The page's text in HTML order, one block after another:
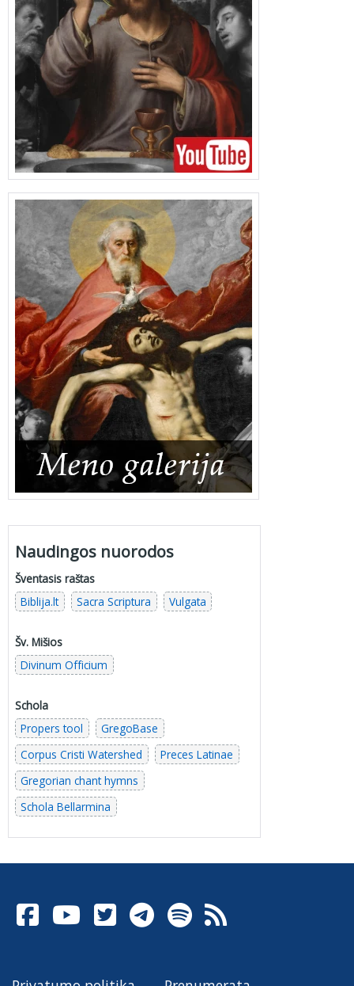
Naudingos nuorodos
Šventasis raštas
Biblija.lt
Sacra Scriptura Vulgata
Šv. Mišios
Divinum Officium
Schola
Propers tool
GregoBase
Corpus Cristi Watershed
Preces Latinae
Gregorian chant hymns
Schola Bellarmina